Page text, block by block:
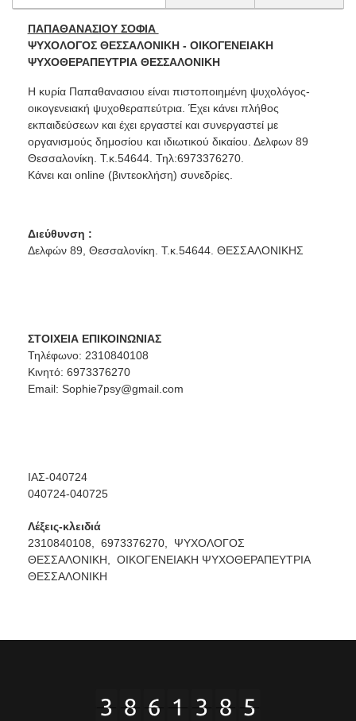
ΠΑΠΑΘΑΝΑΣΙΟΥ ΣΟΦΙΑ
ΨΥΧΟΛΟΓΟΣ ΘΕΣΣΑΛΟΝΙΚΗ - ΟΙΚΟΓΕΝΕΙΑΚΗ
ΨΥΧΟΘΕΡΑΠΕΥΤΡΙΑ ΘΕΣΣΑΛΟΝΙΚΗ
Η κυρία Παπαθανασιου είναι πιστοποιημένη ψυχολόγος-
οικογενειακή ψυχοθεραπεύτρια. Έχει κάνει πλήθος
εκπαιδεύσεων και έχει εργαστεί και συνεργαστεί με
οργανισμούς δημοσίου και ιδιωτικού δικαίου. Δελφων 89
Θεσσαλονίκη. Τ.κ.54644. Τηλ:6973376270.
Κάνει και online (βιντεοκλήση) συνεδρίες.
Διεύθυνση :
Δελφών 89, Θεσσαλονίκη. Τ.κ.54644. ΘΕΣΣΑΛΟΝΙΚΗΣ
ΣΤΟΙΧΕΙΑ ΕΠΙΚΟΙΝΩΝΙΑΣ
Τηλέφωνο: 2310840108
Κινητό: 6973376270
Email: Sophie7psy@gmail.com
ΙΑΣ-040724
040724-040725
Λέξεις-κλειδιά
2310840108,
6973376270,
ΨΥΧΟΛΟΓΟΣ
ΘΕΣΣΑΛΟΝΙΚΗ,
ΟΙΚΟΓΕΝΕΙΑΚΗ ΨΥΧΟΘΕΡΑΠΕΥΤΡΙΑ
ΘΕΣΣΑΛΟΝΙΚΗ